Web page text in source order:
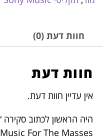
חוות דעת (0)
חוות דעת
אין עדיין חוות דעת.
Music For The Masses”